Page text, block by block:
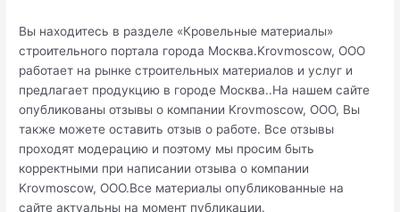
Вы находитесь в разделе «Кровельные материалы»
строительного портала города Москва.Krovmoscow, ООО
работает на рынке строительных материалов и услуг и
предлагает продукцию в городе Москва..На нашем сайте
опубликованы отзывы о компании Krovmoscow, ООО, Вы
также можете оставить отзыв о работе. Все отзывы
проходят модерацию и поэтому мы просим быть
корректными при написании отзыва о компании
Krovmoscow, ООО.Все материалы опубликованные на
сайте актуальны на момент публикации.